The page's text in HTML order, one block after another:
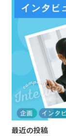
最近の投稿